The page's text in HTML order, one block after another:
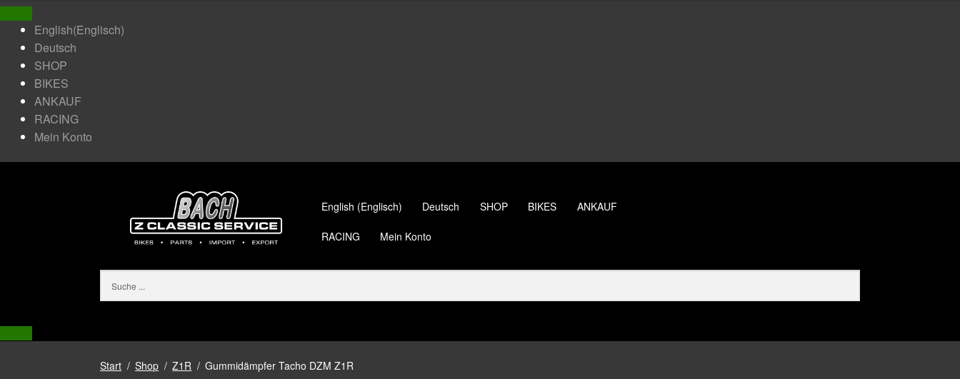
English(Englisch)
Deutsch
SHOP
BIKES
ANKAUF
RACING
Mein Konto
English (Englisch) Deutsch SHOP BIKES ANKAUF
RACING Mein Konto
Start / Shop / Z1R / Gummidämpfer Tacho DZM Z1R